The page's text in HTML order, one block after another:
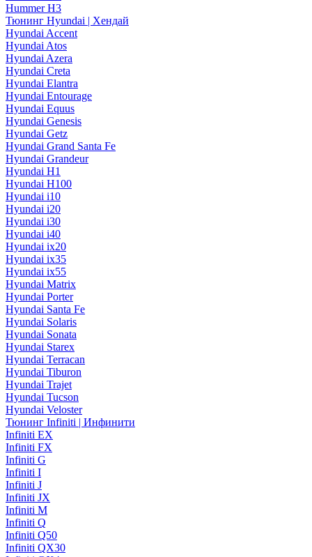
Hummer H3
Тюнинг Hyundai | Хендай
Hyundai Accent
Hyundai Atos
Hyundai Azera
Hyundai Creta
Hyundai Elantra
Hyundai Entourage
Hyundai Equus
Hyundai Genesis
Hyundai Getz
Hyundai Grand Santa Fe
Hyundai Grandeur
Hyundai H1
Hyundai H100
Hyundai i10
Hyundai i20
Hyundai i30
Hyundai i40
Hyundai ix20
Hyundai ix35
Hyundai ix55
Hyundai Matrix
Hyundai Porter
Hyundai Santa Fe
Hyundai Solaris
Hyundai Sonata
Hyundai Starex
Hyundai Terracan
Hyundai Tiburon
Hyundai Trajet
Hyundai Tucson
Hyundai Veloster
Тюнинг Infiniti | Инфинити
Infiniti EX
Infiniti FX
Infiniti G
Infiniti I
Infiniti J
Infiniti JX
Infiniti M
Infiniti Q
Infiniti Q50
Infiniti QX30